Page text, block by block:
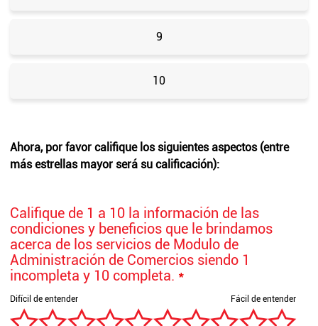
9
10
Ahora, por favor califique los siguientes aspectos (entre
más estrellas mayor será su calificación):
Califique de 1 a 10 la información de las
condiciones y beneficios que le brindamos
acerca de los servicios de Modulo de
Administración de Comercios siendo 1
incompleta y 10 completa. *